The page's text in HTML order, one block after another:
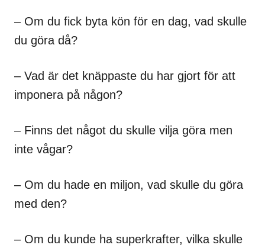
– Om du fick byta kön för en dag, vad skulle
du göra då?
– Vad är det knäppaste du har gjort för att
imponera på någon?
– Finns det något du skulle vilja göra men
inte vågar?
– Om du hade en miljon, vad skulle du göra
med den?
– Om du kunde ha superkrafter, vilka skulle